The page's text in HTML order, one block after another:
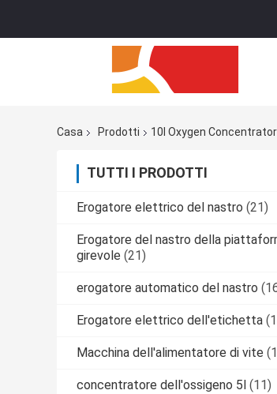
Casa Prodotti 10l Oxygen
TUTTI I PRODOTTI
Erogatore elettrico del nastro (21)
Erogatore del nastro della
girevole (21)
erogatore automatico del nastro
Erogatore elettrico dell'etichetta
Macchina dell'alimentatore di vite
concentratore dell'ossigeno 5l (11)